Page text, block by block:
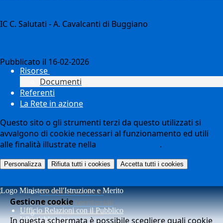
Risorse
Documenti
Referenti
La Rete in azione
Ultime della Rete
Iniziative territoriali
Azioni per la Rete
IC C. Salutati - A. Cavalcanti di Buggiano
Pubblicato il 16-02-2026
Questo sito o gli strumenti terzi da questo utilizzati si
avvalgono di cookie necessari al funzionamento ed utili
alle finalità illustrate nella
.
Personalizza Rifiuta tutti i cookies Accetta tutti i cookies
Gestione cookie
In questa schermata è possibile scegliere quali cookie
Ufficio Relazioni con il Pubblico
Whistleblowing